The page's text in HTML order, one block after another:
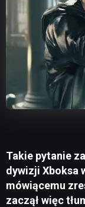
Takie pytanie
dywizji Xboksa
mówiącemu
zaczął więc